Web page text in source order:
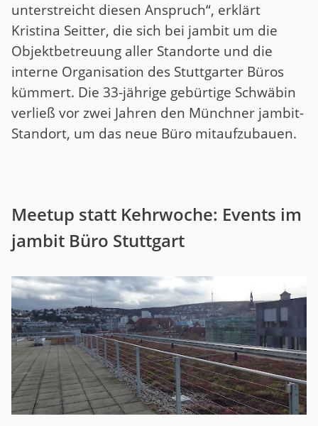
unterstreicht diesen Anspruch“, erklärt
Kristina Seitter, die sich bei jambit um die
Objektbetreuung aller Standorte und die
interne Organisation des Stuttgarter Büros
kümmert. Die 33-jährige gebürtige Schwäbin
verließ vor zwei Jahren den Münchner jambit-
Standort, um das neue Büro mitaufzubauen.
Meetup statt Kehrwoche: Events im
jambit Büro Stuttgart